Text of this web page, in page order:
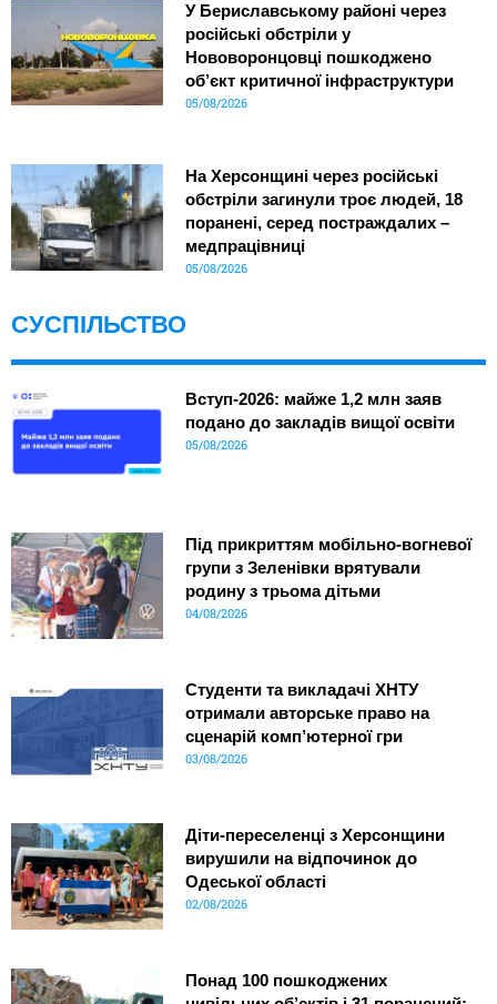
У Бериславському районі через
російські обстріли у
Нововоронцовці пошкоджено
об’єкт критичної інфраструктури
05/08/2026
На Херсонщині через російські
обстріли загинули троє людей, 18
поранені, серед постраждалих –
медпрацівниці
05/08/2026
СУСПІЛЬСТВО
Вступ-2026: майже 1,2 млн заяв
подано до закладів вищої освіти
05/08/2026
Під прикриттям мобільно-вогневої
групи з Зеленівки врятували
родину з трьома дітьми
04/08/2026
Студенти та викладачі ХНТУ
отримали авторське право на
сценарій комп’ютерної гри
03/08/2026
Діти-переселенці з Херсонщини
вирушили на відпочинок до
Одеської області
02/08/2026
Понад 100 пошкоджених